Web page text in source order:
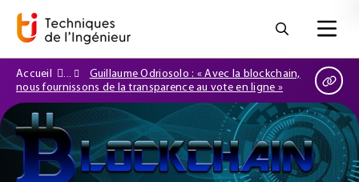
Accueil
Guillaume Odriosolo : « Avec la blockchain,
nous fournissons de la transparence au vote en ligne »